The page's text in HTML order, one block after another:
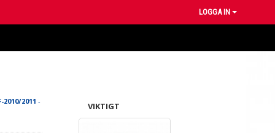
LOGGA IN
2011 - VIKTIGT